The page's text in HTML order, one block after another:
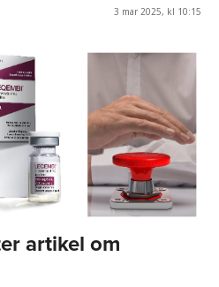
3 mar 2025, kl 10:15
artikel om